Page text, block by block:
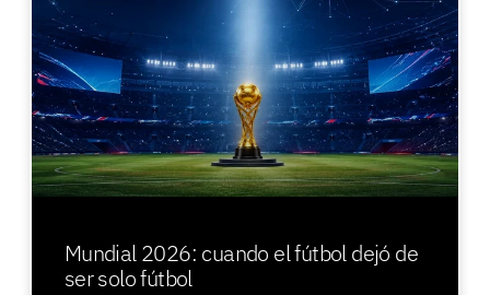
Mundial 2026: cuando el fútbol dejó de
ser solo fútbol